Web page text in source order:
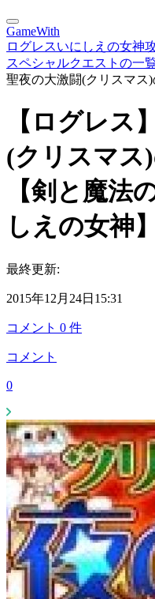
GameWith
ログレスいにしえの女神
スペシャルクエストの一
聖夜の大激闘(クリスマス
【ログレス
(クリスマス
【剣と魔法
しえの女神】
最終更新:
2015年12月24日15:31
コメント 0 件
コメント
0